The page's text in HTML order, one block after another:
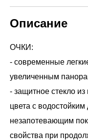
Описание
ОЧКИ:
- современные
увеличенным
- защитное стекло
цвета с
незапотевающим
свойства при